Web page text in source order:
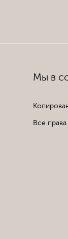
Мы в
Все